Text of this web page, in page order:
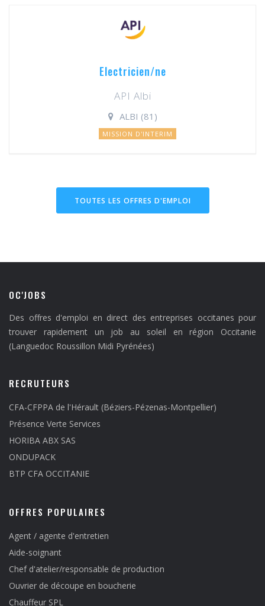
Electricien/ne
API Albi
ALBI (81)
MISSION D'INTERIM
TOUTES LES OFFRES D'EMPLOI
OC'JOBS
Des offres d'emploi en direct des entreprises occitanes pour
trouver rapidement un job au soleil en région Occitanie
(Languedoc Roussillon Midi Pyrénées)
RECRUTEURS
CFA-CFPPA de l'Hérault (Béziers-Pézenas-Montpellier)
Présence Verte Services
HORIBA ABX SAS
ONDUPACK
BTP CFA OCCITANIE
OFFRES POPULAIRES
Agent / agente d'entretien
Aide-soignant
Chef d'atelier/responsable de production
Ouvrier de découpe en boucherie
Chauffeur SPL